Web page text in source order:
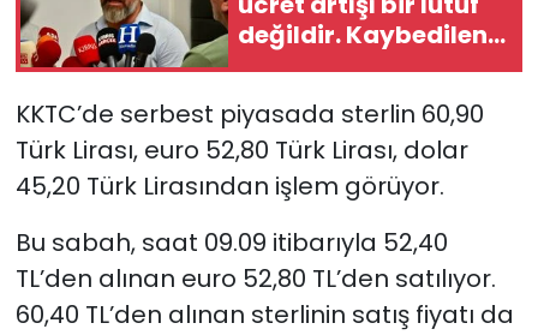
değildir. Kaybedilen
alım gücünün yerine
KKTC’de serbest piyasada sterlin 60,90
Türk Lirası, euro 52,80 Türk Lirası, dolar
45,20 Türk Lirasından işlem görüyor.
Bu sabah, saat 09.09 itibarıyla 52,40
TL’den alınan euro 52,80 TL’den satılıyor.
60,40 TL’den alınan sterlinin satış fiyatı da
SAĞLIK
Spor
Teknoloji
TÜRKiYE
Video Galeri